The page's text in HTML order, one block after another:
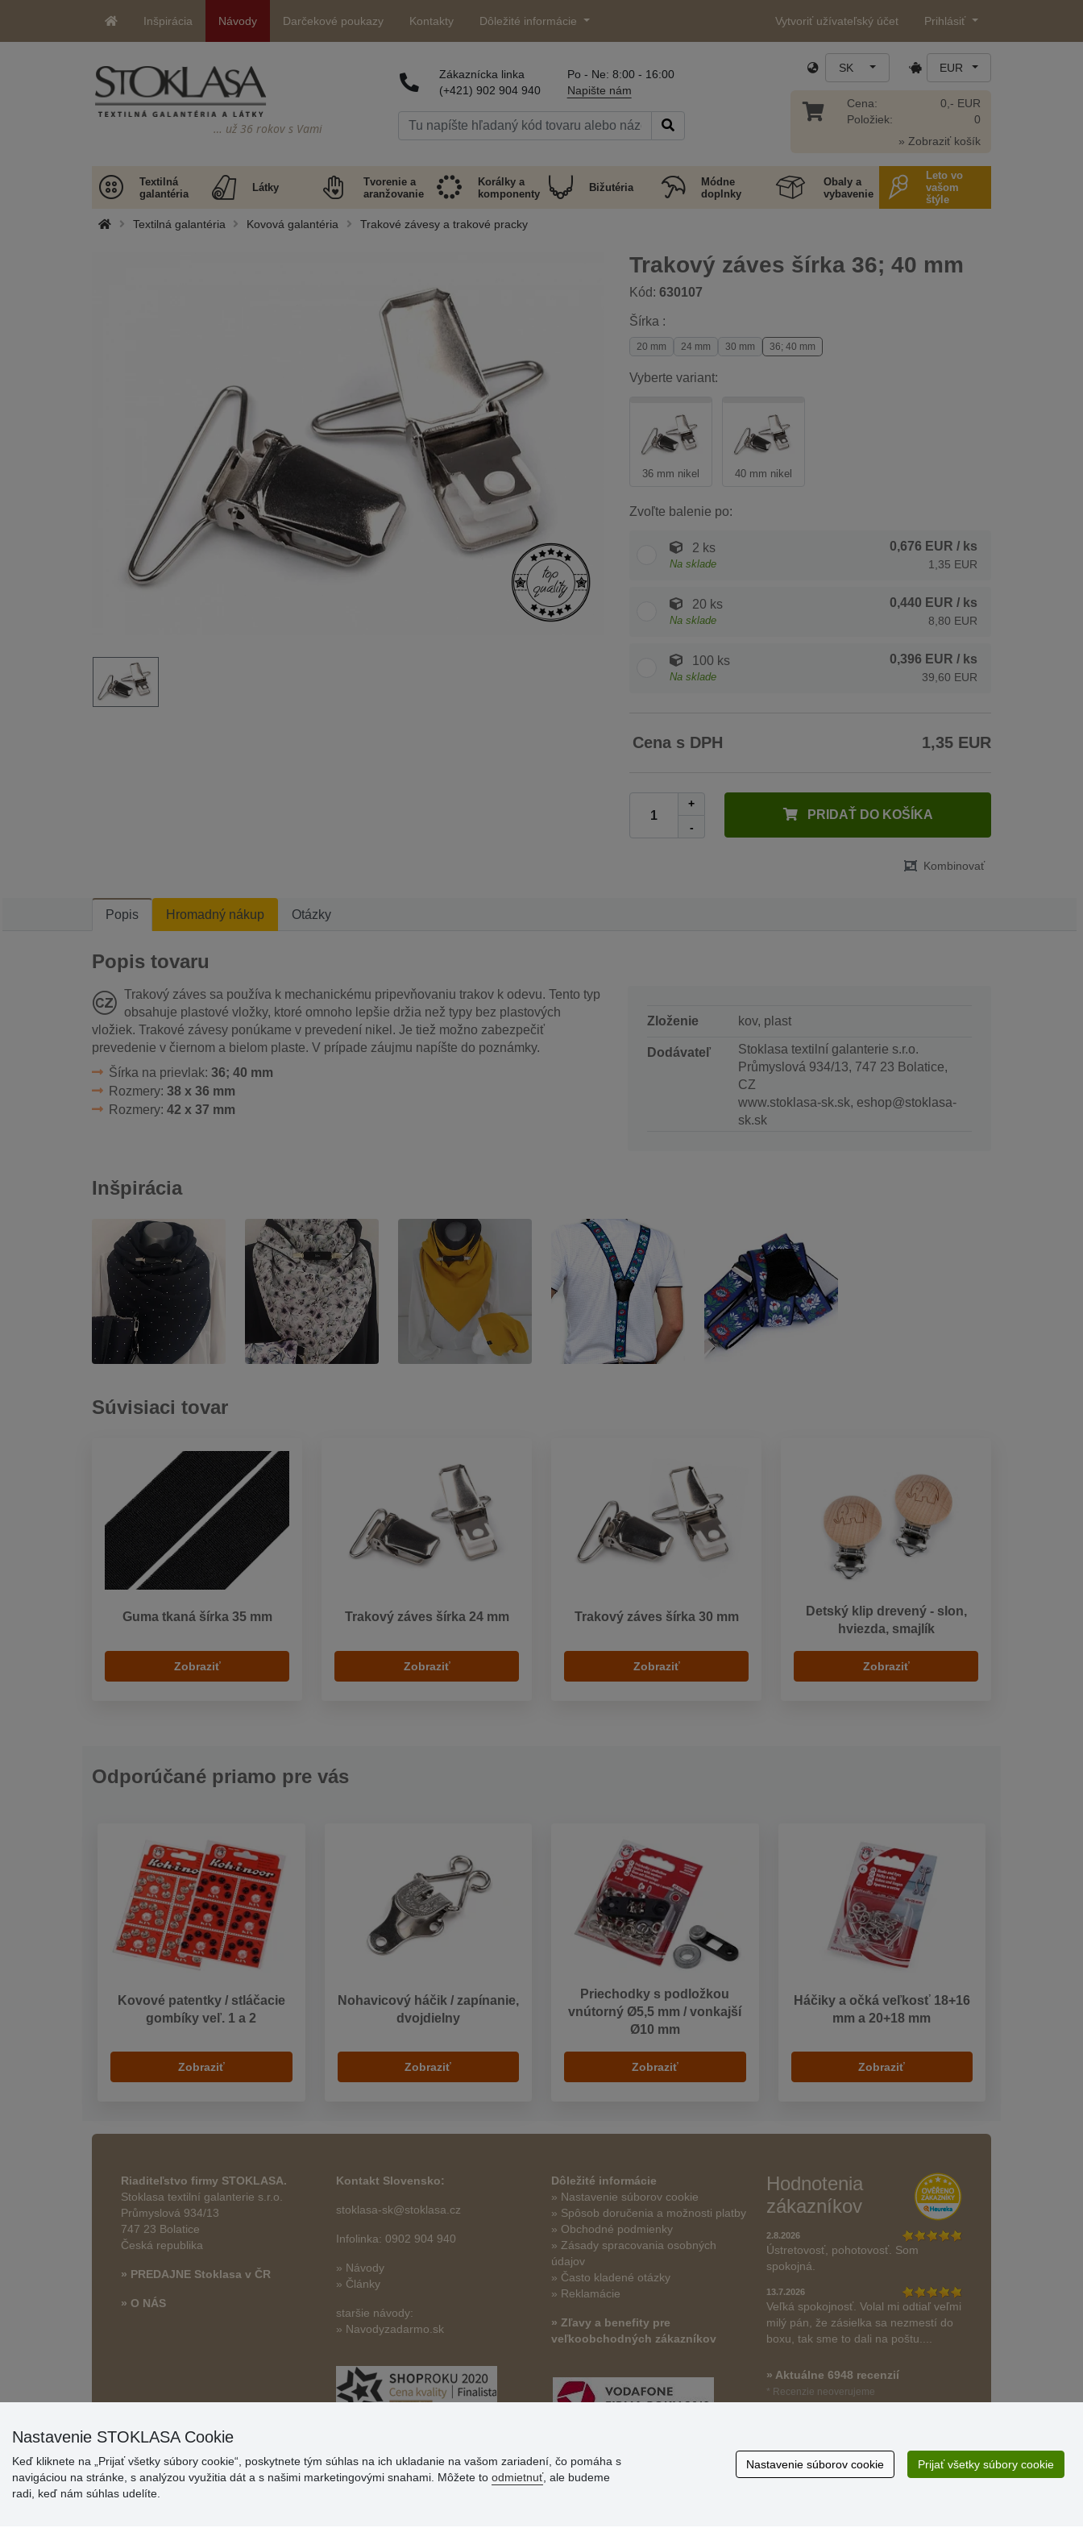
Inšpirácia Návody Darčekové poukazy Kontakty Dôležité informácie Vytvoriť užívateľský účet Prihlásiť
… už 36 rokov s Vami
Zákaznícka linka
(+421) 902 904 940
Po - Ne: 8:00 - 16:00
Napište nám
SK EUR
Cena:
Položiek:
0,- EUR
0
» Zobraziť košík
Textilná
galantéria
Látky
Tvorenie a
aranžovanie
Korálky a
komponenty
Bižutéria
Módne
doplnky
Obaly a
vybavenie
Leto vo
vašom
štýle
Textilná galantéria Kovová galantéria Trakové závesy a trakové pracky
Trakový záves šírka 36; 40 mm
Kód: 630107
Šírka :
20 mm 24 mm 30 mm 36; 40 mm
Vyberte variant:
36 mm nikel 40 mm nikel
Zvoľte balenie po:
2 ks
Na sklade
0,676 EUR / ks
1,35 EUR
20 ks
Na sklade
0,440 EUR / ks
8,80 EUR
100 ks
Na sklade
0,396 EUR / ks
39,60 EUR
Cena s DPH 1,35 EUR
+
-
PRIDAŤ DO KOŠÍKA
Kombinovať
Popis Hromadný nákup Otázky
Popis tovaru
Trakový záves sa používa k mechanickému pripevňovaniu trakov k odevu. Tento typ
obsahuje plastové vložky, ktoré omnoho lepšie držia než typy bez plastových
vložiek. Trakové závesy ponúkame v prevedení nikel. Je tiež možno zabezpečiť
prevedenie v čiernom a bielom plaste. V prípade záujmu napíšte do poznámky.
Šírka na prievlak: 36; 40 mm
Rozmery: 38 x 36 mm
Rozmery: 42 x 37 mm
Zloženie kov, plast
Dodávateľ
Stoklasa textilní galanterie s.r.o.
Průmyslová 934/13, 747 23 Bolatice,
CZ
www.stoklasa-sk.sk, eshop@stoklasa-
sk.sk
Inšpirácia
Súvisiaci tovar
Guma tkaná šírka 35 mm
Zobraziť
Trakový záves šírka 24 mm
Zobraziť
Trakový záves šírka 30 mm
Zobraziť
Detský klip drevený - slon,
hviezda, smajlík
Zobraziť
Odporúčané priamo pre vás
Kovové patentky / stláčacie
gombíky veľ. 1 a 2
Zobraziť
Nohavicový háčik / zapínanie,
dvojdielny
Zobraziť
Priechodky s podložkou
vnútorný Ø5,5 mm / vonkajší
Ø10 mm
Zobraziť
Háčiky a očká veľkosť 18+16
mm a 20+18 mm
Zobraziť
Riaditeľstvo firmy STOKLASA.
Stoklasa textilní galanterie s.r.o.
Průmyslová 934/13
747 23 Bolatice
Česká republika
» PREDAJNE Stoklasa v ČR
» O NÁS
Kontakt Slovensko:
stoklasa-sk@stoklasa.cz
Infolinka: 0902 904 940
» Návody
» Články
staršie návody:
» Navodyzadarmo.sk
Dôležité informácie
» Nastavenie súborov cookie
» Spôsob doručenia a možnosti platby
» Obchodné podmienky
» Zásady spracovania osobných
údajov
» Často kladené otázky
» Reklamácie
» Zľavy a benefity pre
veľkoobchodných zákazníkov
Hodnotenia
zákazníkov
2.8.2026
Ústretovosť, pohotovosť. Som
spokojná.
13.7.2026
Veľká spokojnosť. Volal mi odtiaľ veľmi
milý pán, že zásielka sa nezmestí do
boxu, tak sme to dali na poštu....
» Aktuálne 6948 recenzií
* Recenzie neoverujeme
Nastavenie STOKLASA Cookie
Keď kliknete na „Prijať všetky súbory cookie“, poskytnete tým súhlas na ich ukladanie na vašom zariadení, čo pomáha s
navigáciou na stránke, s analýzou využitia dát a s našimi marketingovými snahami. Môžete to odmietnuť, ale budeme
radi, keď nám súhlas udelíte.
Nastavenie súborov cookie Prijať všetky súbory cookie